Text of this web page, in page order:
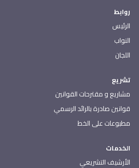
روابط
الرئيس
النواب
اللجان
تشريع
مشاريع و مقترحات القوانين
قوانين صادرة بالرائد الرسمي
مطبوعات على الخط
الخدمات
الأرشيف التشريعي